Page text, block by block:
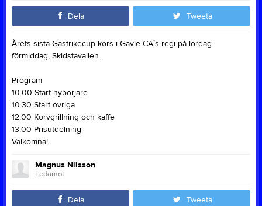
Dela Tweeta
Årets sista Gästrikecup körs i Gävle CA´s regi på lördag
förmiddag, Skidstavallen.
Program
10.00 Start nybörjare
10.30 Start övriga
12.00 Korvgrillning och kaffe
13.00 Prisutdelning
Välkomna!
Magnus Nilsson
Ledamot
Dela Tweeta